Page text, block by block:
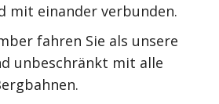
mit einander verbunden.
fahren Sie als unsere
unbeschränkt mit alle